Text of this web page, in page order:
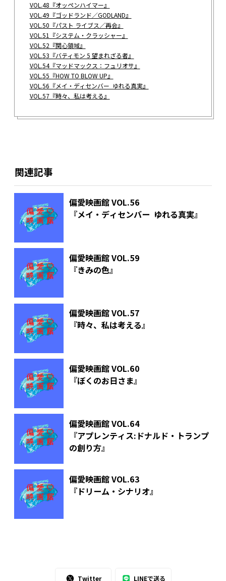
VOL.48『オッペンハイマー』
VOL.49『ゴッドランド／GODLAND』
VOL.50『パスト ライブス／再会』
VOL.51『システム・クラッシャー』
VOL.52『関心領域』
VOL.53『バティモン 5 望まれざる者』
VOL.54『マッドマックス：フュリオサ』
VOL.55『HOW TO BLOW UP』
VOL.56『メイ・ディセンバー ゆれる真実』
VOL.57『時々、私は考える』
関連記事
偏愛映画館 VOL.56
『メイ・ディセンバー ゆれる真実』
偏愛映画館 VOL.59
『きみの色』
偏愛映画館 VOL.57
『時々、私は考える』
偏愛映画館 VOL.60
『ぼくのお日さま』
偏愛映画館 VOL.64
『アプレンティス:ドナルド・トランプ
の創り方』
偏愛映画館 VOL.63
『ドリーム・シナリオ』
Twitter LINEで送る